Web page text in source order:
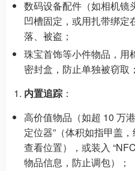
数码设备配件（如相机镜
凹槽固定，或用扎带绑定
落、被盗；
珠宝首饰等小件物品，用
密封盒，防止单独被窃取；
内置追踪 ：
高价值物品（如超 10 万
定位器”（体积如指甲盖
查看位置），或装入
物品信息，防止调包）；